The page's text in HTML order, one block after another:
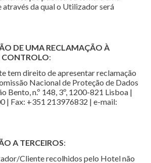
através da qual o Utilizador será
DE UMA RECLAMAÇÃO À
CONTROLO:
tem direito de apresentar reclamação
Nacional de Proteção de Dados
Bento, n.º 148, 3º, 1200-821 Lisboa |
| Fax: +351 213976832 | e-mail:
A TERCEIROS:
Cliente recolhidos pelo Hotel não